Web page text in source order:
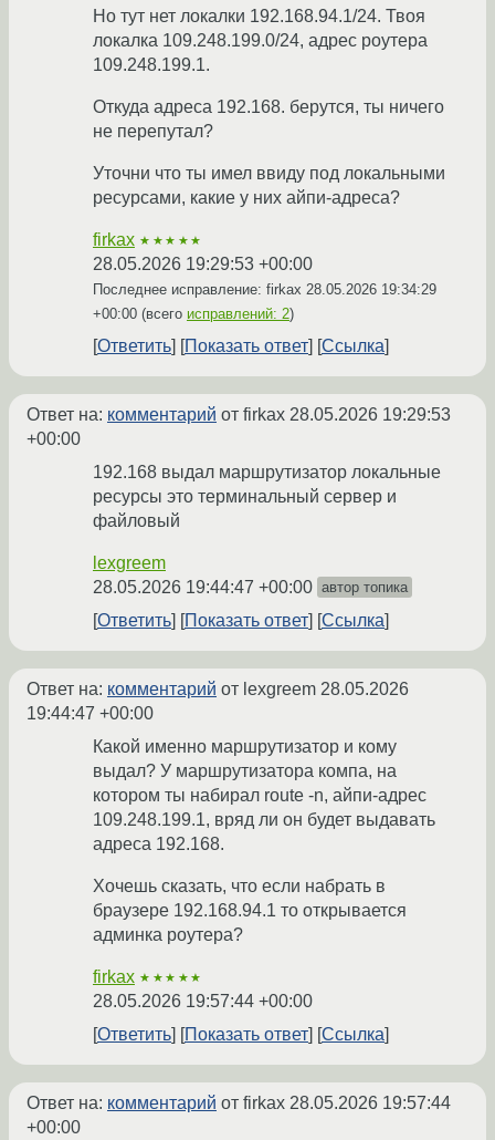
Но тут нет локалки 192.168.94.1/24. Твоя
локалка 109.248.199.0/24, адрес роутера
109.248.199.1.
Откуда адреса 192.168. берутся, ты ничего
не перепутал?
Уточни что ты имел ввиду под локальными
ресурсами, какие у них айпи-адреса?
firkax ★★★★★
28.05.2026 19:29:53 +00:00
Последнее исправление: firkax 28.05.2026 19:34:29
+00:00 (всего исправлений: 2)
Ответить Показать ответ Ссылка
Ответ на: комментарий от firkax 28.05.2026 19:29:53
+00:00
192.168 выдал маршрутизатор локальные
ресурсы это терминальный сервер и
файловый
lexgreem
28.05.2026 19:44:47 +00:00 автор топика
Ответить Показать ответ Ссылка
Ответ на: комментарий от lexgreem 28.05.2026
19:44:47 +00:00
Какой именно маршрутизатор и кому
выдал? У маршрутизатора компа, на
котором ты набирал route -n, айпи-адрес
109.248.199.1, вряд ли он будет выдавать
адреса 192.168.
Хочешь сказать, что если набрать в
браузере 192.168.94.1 то открывается
админка роутера?
firkax ★★★★★
28.05.2026 19:57:44 +00:00
Ответить
Показать ответ Ссылка
Ответ на: комментарий от firkax 28.05.2026 19:57:44
+00:00